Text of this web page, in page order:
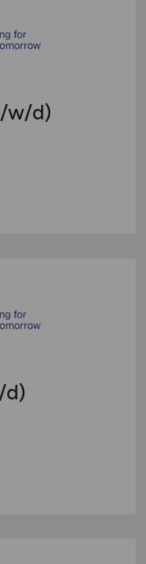
w/d)
d)